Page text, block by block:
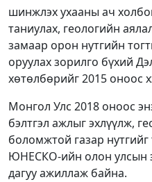
шинжлэх ухааны ач
таниулах, геологийн
замаар орон нутгийн
оруулах зорилго бүхий
хөтөлбөрийг 2015 оноос
Монгол Улс 2018 оноос
бэлтгэл ажлыг эхлүүлж,
боломжтой газар
ЮНЕСКО-ийн олон улсын
дагуу ажиллаж байна.